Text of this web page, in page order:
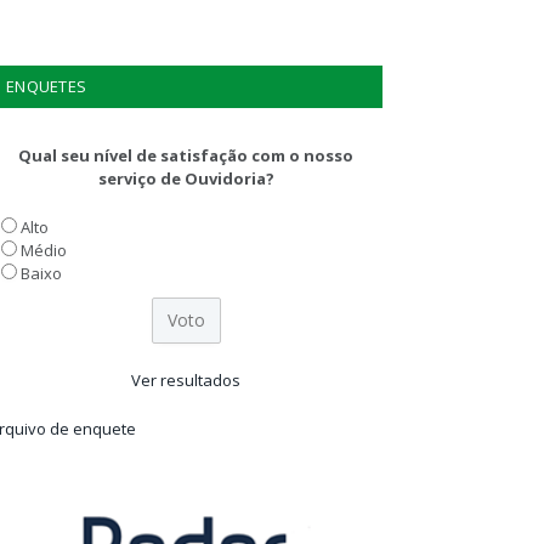
ENQUETES
Qual seu nível de satisfação com o nosso
serviço de Ouvidoria?
Alto
Médio
Baixo
Ver resultados
de enquete